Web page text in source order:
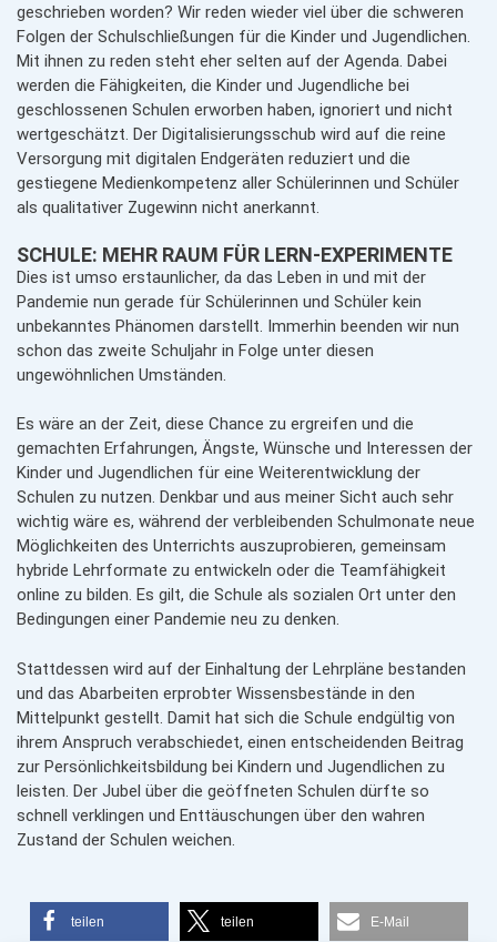
geschrieben worden? Wir reden wieder viel über die schweren
Folgen der Schulschließungen für die Kinder und Jugendlichen.
Mit ihnen zu reden steht eher selten auf der Agenda. Dabei
werden die Fähigkeiten, die Kinder und Jugendliche bei
geschlossenen Schulen erworben haben, ignoriert und nicht
wertgeschätzt. Der Digitalisierungsschub wird auf die reine
Versorgung mit digitalen Endgeräten reduziert und die
gestiegene Medienkompetenz aller Schülerinnen und Schüler
als qualitativer Zugewinn nicht anerkannt.
SCHULE: MEHR RAUM FÜR LERN-EXPERIMENTE
Dies ist umso erstaunlicher, da das Leben in und mit der
Pandemie nun gerade für Schülerinnen und Schüler kein
unbekanntes Phänomen darstellt. Immerhin beenden wir nun
schon das zweite Schuljahr in Folge unter diesen
ungewöhnlichen Umständen.
Es wäre an der Zeit, diese Chance zu ergreifen und die
gemachten Erfahrungen, Ängste, Wünsche und Interessen der
Kinder und Jugendlichen für eine Weiterentwicklung der
Schulen zu nutzen. Denkbar und aus meiner Sicht auch sehr
wichtig wäre es, während der verbleibenden Schulmonate neue
Möglichkeiten des Unterrichts auszuprobieren, gemeinsam
hybride Lehrformate zu entwickeln oder die Teamfähigkeit
online zu bilden. Es gilt, die Schule als sozialen Ort unter den
Bedingungen einer Pandemie neu zu denken.
Stattdessen wird auf der Einhaltung der Lehrpläne bestanden
und das Abarbeiten erprobter Wissensbestände in den
Mittelpunkt gestellt. Damit hat sich die Schule endgültig von
ihrem Anspruch verabschiedet, einen entscheidenden Beitrag
zur Persönlichkeitsbildung bei Kindern und Jugendlichen zu
leisten. Der Jubel über die geöffneten Schulen dürfte so
schnell verklingen und Enttäuschungen über den wahren
Zustand der Schulen weichen.
teilen teilen E-Mail